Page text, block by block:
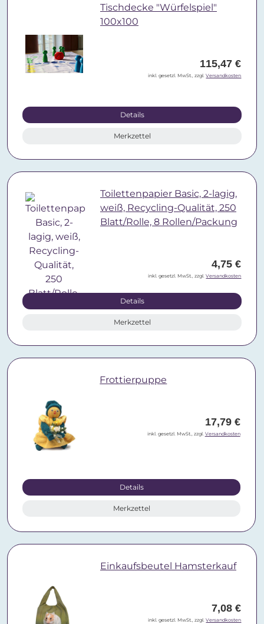
Tischdecke "Würfelspiel"
100x100
115,47 €
inkl. gesetzl. MwSt., zzgl.Versandkosten
Details
Merkzettel
Toilettenpapier Basic, 2-lagig,
weiß, Recycling-Qualität, 250
Blatt/Rolle, 8 Rollen/Packung
4,75 €
inkl. gesetzl. MwSt., zzgl.Versandkosten
Details
Merkzettel
Frottierpuppe
17,79 €
inkl. gesetzl. MwSt., zzgl. Versandkosten
Details
Merkzettel
Einkaufsbeutel Hamsterkauf
7,08 €
inkl. gesetzl. MwSt., zzgl.Versandkosten